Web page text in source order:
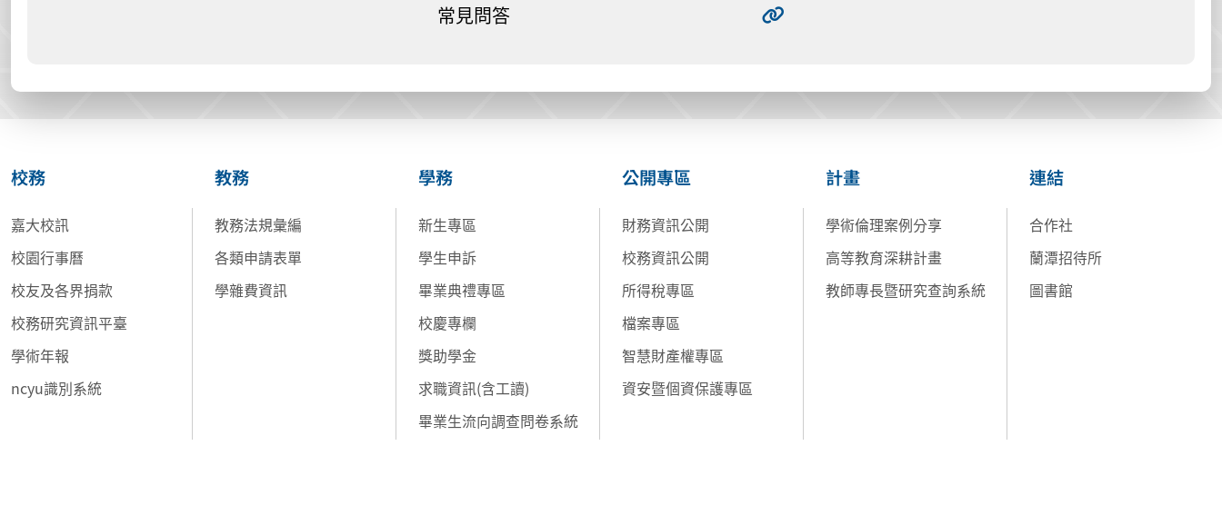
常見問答
校務
嘉大校訊
校園行事曆
校友及各界捐款
校務研究資訊平臺
學術年報
ncyu識別系統
教務
教務法規彙編
各類申請表單
學雜費資訊
學務
新生專區
學生申訴
畢業典禮專區
校慶專欄
獎助學金
求職資訊(含工讀)
畢業生流向調查問卷系統
公開專區
財務資訊公開
校務資訊公開
所得稅專區
檔案專區
智慧財產權專區
資安暨個資保護專區
計畫
學術倫理案例分享
高等教育深耕計畫
教師專長暨研究查詢系統
連結
合作社
蘭潭招待所
圖書館